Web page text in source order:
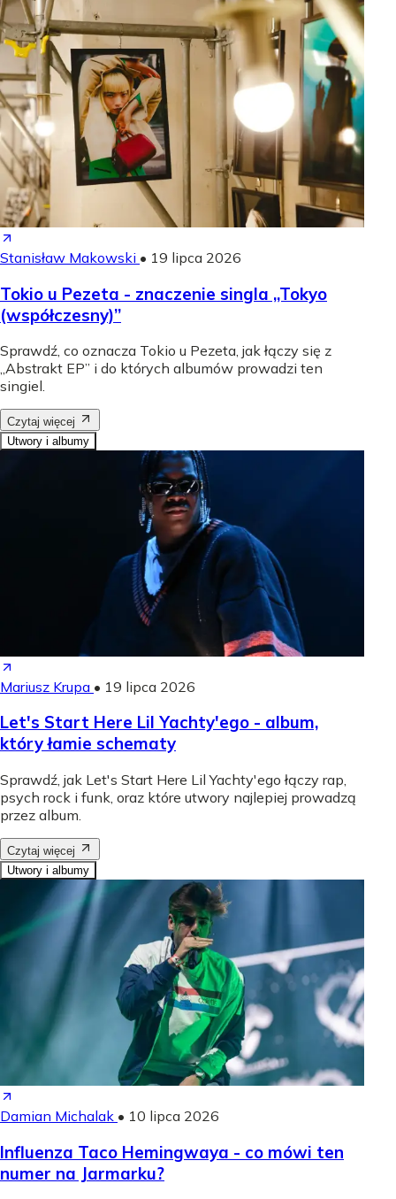
Stanisław Makowski • 19 lipca 2026
Tokio u Pezeta - znaczenie singla „Tokyo
(współczesny)”
Sprawdź, co oznacza Tokio u Pezeta, jak łączy się z
„Abstrakt EP” i do których albumów prowadzi ten
singiel.
Czytaj więcej
Utwory i albumy
Mariusz Krupa • 19 lipca 2026
Let's Start Here Lil Yachty'ego - album,
który łamie schematy
Sprawdź, jak Let's Start Here Lil Yachty'ego łączy rap,
psych rock i funk, oraz które utwory najlepiej prowadzą
przez album.
Czytaj więcej
Utwory i albumy
Damian Michalak • 10 lipca 2026
Influenza Taco Hemingwaya - co mówi ten
numer na Jarmarku?